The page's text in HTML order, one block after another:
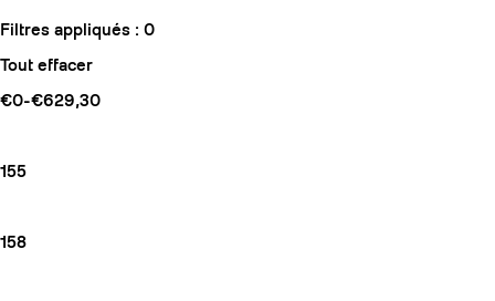
Filtres appliqués : 0
Tout effacer
€0-€629,30
155
158